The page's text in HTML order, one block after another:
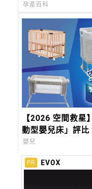
孕產百科
【2026 空間救星
動型嬰兒床」評
Forever，都會育
嬰兒
PR EVOX